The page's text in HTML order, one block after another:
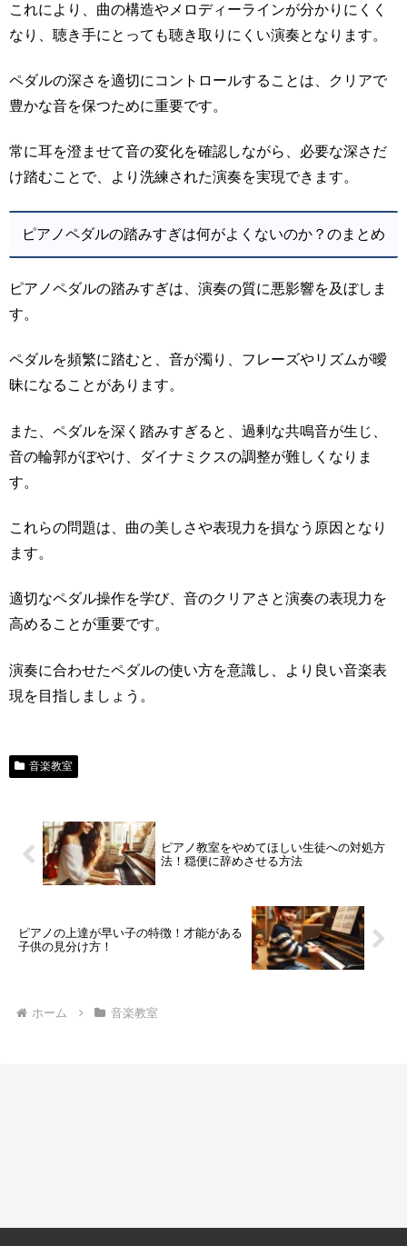
これにより、曲の構造やメロディーラインが分かりにくく
なり、聴き手にとっても聴き取りにくい演奏となります。
ペダルの深さを適切にコントロールすることは、クリアで
豊かな音を保つために重要です。
常に耳を澄ませて音の変化を確認しながら、必要な深さだ
け踏むことで、より洗練された演奏を実現できます。
ピアノペダルの踏みすぎは何がよくないのか？のまとめ
ピアノペダルの踏みすぎは、演奏の質に悪影響を及ぼしま
す。
ペダルを頻繁に踏むと、音が濁り、フレーズやリズムが曖
昧になることがあります。
また、ペダルを深く踏みすぎると、過剰な共鳴音が生じ、
音の輪郭がぼやけ、ダイナミクスの調整が難しくなりま
す。
これらの問題は、曲の美しさや表現力を損なう原因となり
ます。
適切なペダル操作を学び、音のクリアさと演奏の表現力を
高めることが重要です。
演奏に合わせたペダルの使い方を意識し、より良い音楽表
現を目指しましょう。
音楽教室
ピアノ教室をやめてほしい生徒への対処方
法！穏便に辞めさせる方法
ピアノの上達が早い子の特徴！才能がある
子供の見分け方！
ホーム 音楽教室